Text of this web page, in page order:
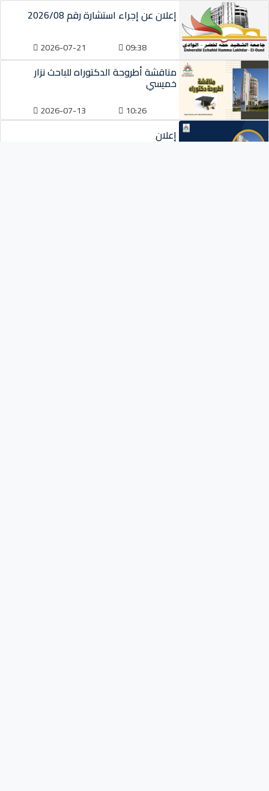
إعلان عن إجراء استشارة رقم 2026/08
09:38
2026-07-21
مناقشة أطروحة الدكتوراه للباحث نزار
خميسي
10:26
2026-07-13
إعلان